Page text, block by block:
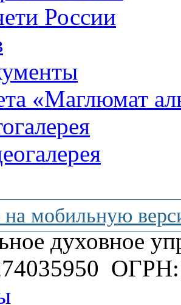
России
«Маглюмат
мобильную
духовное
ОГРН: